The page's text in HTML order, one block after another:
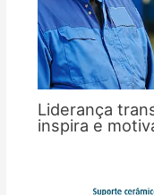
Liderança
inspira e